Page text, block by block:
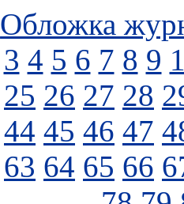
Обложка
3 4 5 6 7 8 9
25 26 27 28
44 45 46 47
63 64 65 66